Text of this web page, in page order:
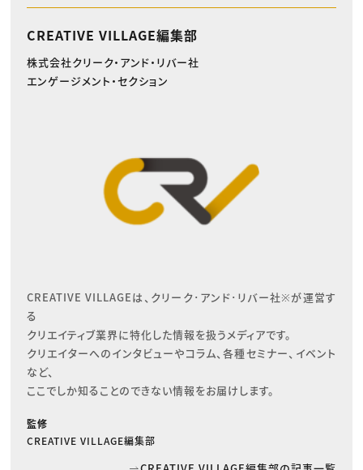
CREATIVE VILLAGE編集部
株式会社クリーク・アンド・リバー社
エンゲージメント・セクション
CREATIVE VILLAGEは、クリーク･アンド･リバー社※が運営す
る
クリエイティブ業界に特化した情報を扱うメディアです。
クリエイターへのインタビューやコラム、各種セミナー、イベント
など、
ここでしか知ることのできない情報をお届けします。
監修
CREATIVE VILLAGE編集部